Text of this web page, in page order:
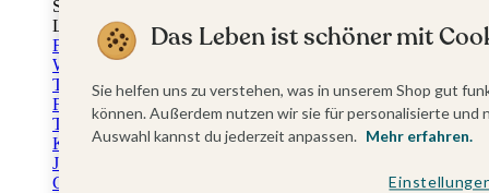
Stoffeinband
Layflat
Fotokalender
Wandkalender
Tischkalender
Familienkalender
Terminkalender
Küchenkalender
Jahresplaner
Geburtstagskalender
Das Leben ist schöner mit
Sie helfen uns zu verstehen, was in unserem Shop gut
können. Außerdem nutzen wir sie für personalisierte
Auswahl kannst du jederzeit anpassen. Mehr erfahren.